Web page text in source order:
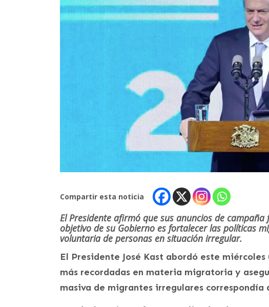
Compartir esta noticia
El Presidente afirmó que sus anuncios de
objetivo de su Gobierno es fortalecer las políticas
voluntaria de personas en situación irregular.
El Presidente José Kast abordó este miércoles
más recordadas en materia migratoria y
masiva de migrantes irregulares correspondía